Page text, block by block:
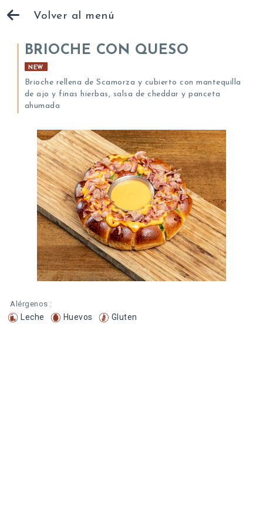
Volver al menú
BRIOCHE CON QUESO
NEW
Brioche rellena de Scamorza y cubierto con mantequilla
de ajo y finas hierbas, salsa de cheddar y panceta
ahumada
Alérgenos :
Leche Huevos Gluten